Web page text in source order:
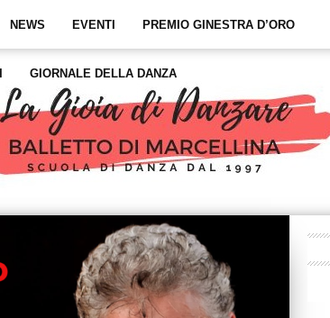
NEWS EVENTI PREMIO GINESTRA D’ORO
GIORNALE DELLA DANZA